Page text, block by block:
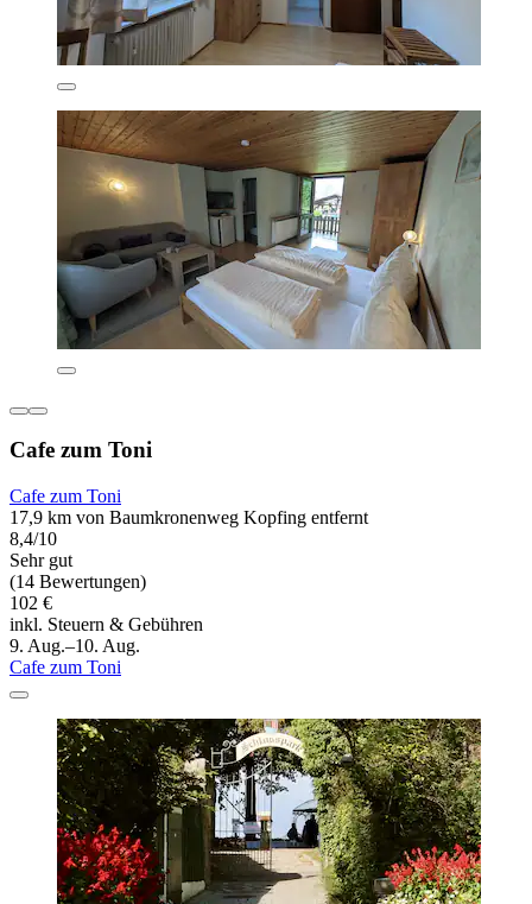
Cafe zum Toni
Cafe zum Toni
17,9 km von Baumkronenweg Kopfing entfernt
8,4/10
Sehr gut
(14 Bewertungen)
102 €
inkl. Steuern & Gebühren
9. Aug.–10. Aug.
Cafe zum Toni